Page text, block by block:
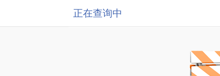
正在查询中